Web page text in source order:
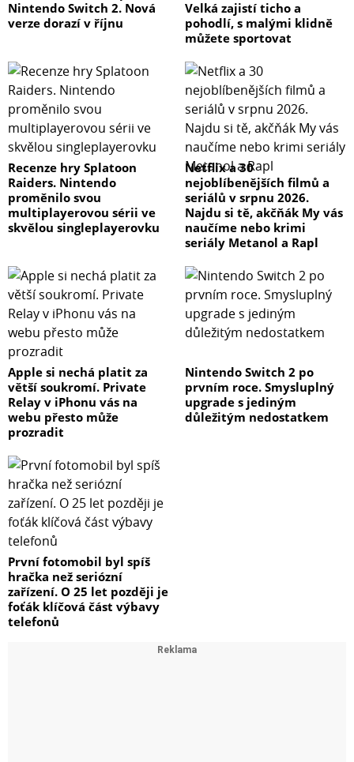
Nintendo Switch 2. Nová
verze dorazí v říjnu
Velká zajistí ticho a
pohodlí, s malými klidně
můžete sportovat
Recenze hry Splatoon
Raiders. Nintendo
proměnilo svou
multiplayerovou sérii ve
skvělou singleplayerovku
Netflix a 30
nejoblíbenějších filmů a
seriálů v srpnu 2026.
Najdu si tě, akčňák My vás
naučíme nebo krimi
seriály Metanol a Rapl
Apple si nechá platit za
větší soukromí. Private
Relay v iPhonu vás na
webu přesto může
prozradit
Nintendo Switch 2 po
prvním roce. Smysluplný
upgrade s jediným
důležitým nedostatkem
První fotomobil byl spíš
hračka než seriózní
zařízení. O 25 let později je
foťák klíčová část výbavy
telefonů